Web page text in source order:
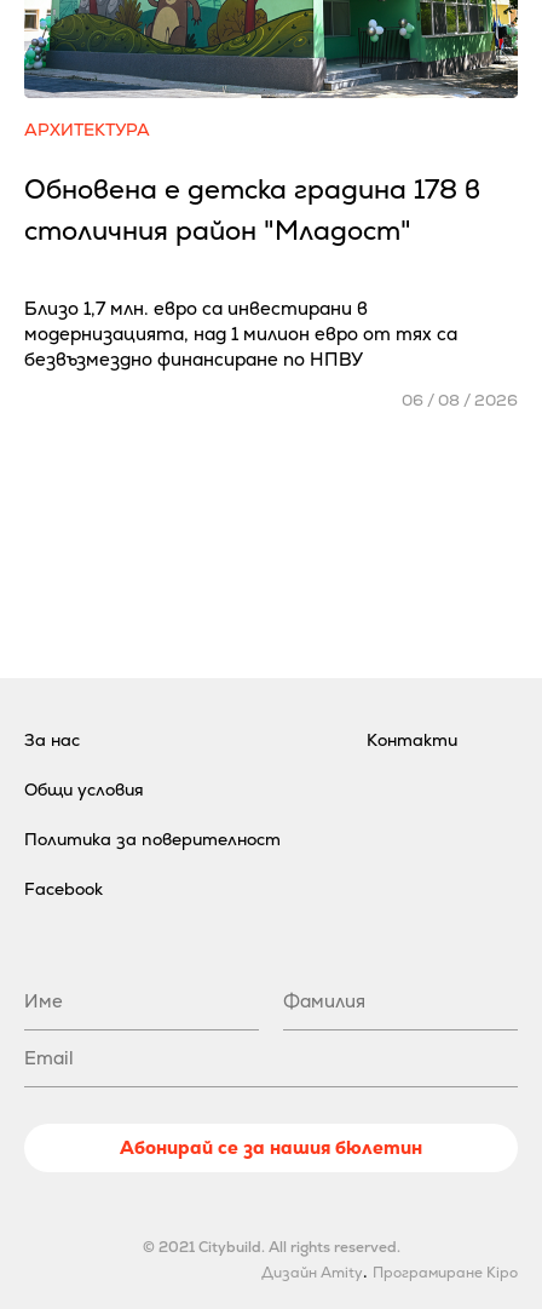
АРХИТЕКТУРА
Обновена е детска градина 178 в
столичния район "Младост"
Близо 1,7 млн. евро са инвестирани в
модернизацията, над 1 милион евро от тях са
безвъзмездно финансиране по НПВУ
06 / 08 / 2026
За нас
Общи условия
Политика за поверителност
Контакти
Facebook
Абонирай се за нашия бюлетин
© 2021 Citybuild. All rights reserved.
Дизайн Amity. Програмиране Kipo